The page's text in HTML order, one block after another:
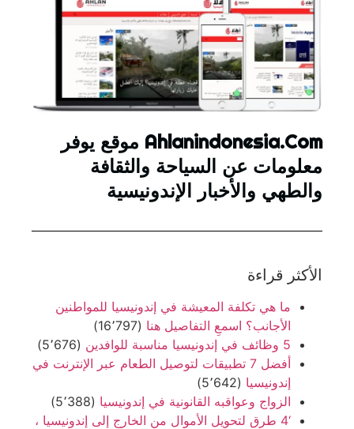
Ahlanindonesia.Com موقع يوفر
معلومات عن السياحة والثقافة
والطهي والأخبار الإندونيسية
الأكثر قراءة
ما هي تكلفة المعيشة في إندونيسيا للمواطنين
الأجانب؟ اسمعِ التفاصيل هنا (16٬797)
5 وظائف في إندونيسيا مناسبة للوافدين
(5٬676)
أفضل 7 تطبيقات لتوصيل الطعام عبر الإنترنت في
إندونيسيا (5٬642)
الزواج وعواقبه القانونية في إندونيسيا (5٬388)
‘4 طرق لتحويل الأموال من الخارج إلى إندونيسيا ،